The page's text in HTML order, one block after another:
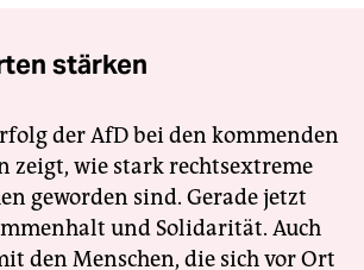
stärken
der AfD bei den kommenden
zeigt, wie stark rechtsextreme
geworden sind. Gerade jetzt
und Solidarität. Auch
den Menschen, die sich vor Ort